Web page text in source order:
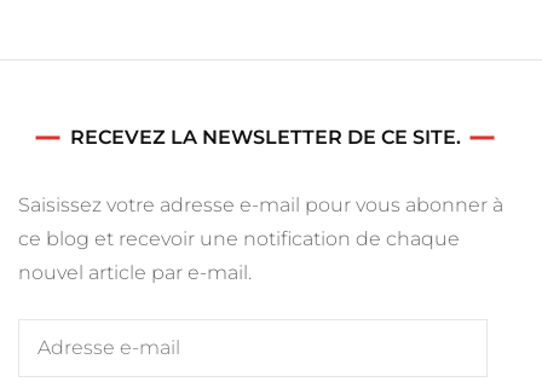
RECEVEZ LA NEWSLETTER DE CE SITE.
Saisissez votre adresse e-mail pour vous abonner à
ce blog et recevoir une notification de chaque
nouvel article par e-mail.